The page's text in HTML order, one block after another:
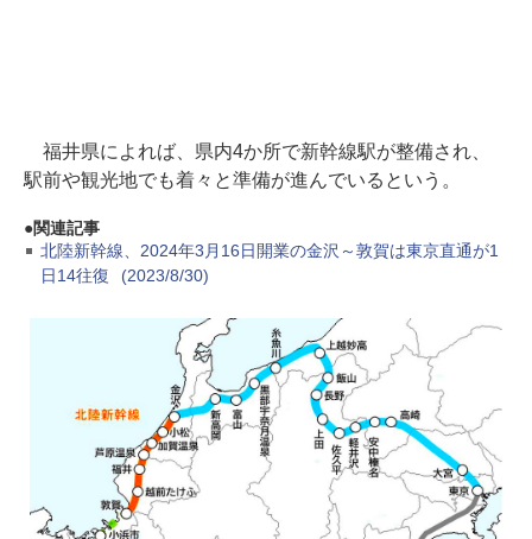
福井県によれば、県内4か所で新幹線駅が整備され、
駅前や観光地でも着々と準備が進んでいるという。
関連記事
北陸新幹線、2024年3月16日開業の金沢～敦賀は東京直通が1
日14往復
(2023/8/30)